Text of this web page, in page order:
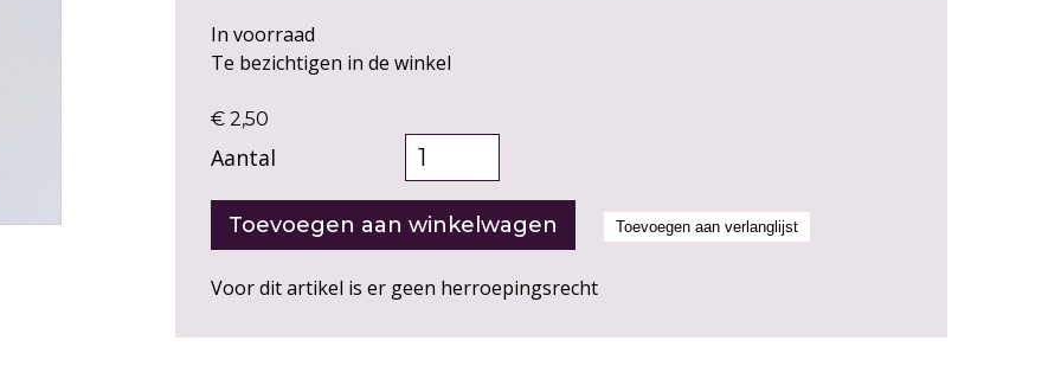
In voorraad
Te bezichtigen in de winkel
€ 2,50
Aantal
Voor dit artikel is er geen herroepingsrecht